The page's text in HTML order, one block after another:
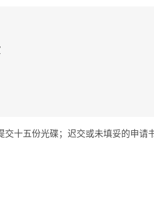
十五份光碟；迟交或未填妥的申请